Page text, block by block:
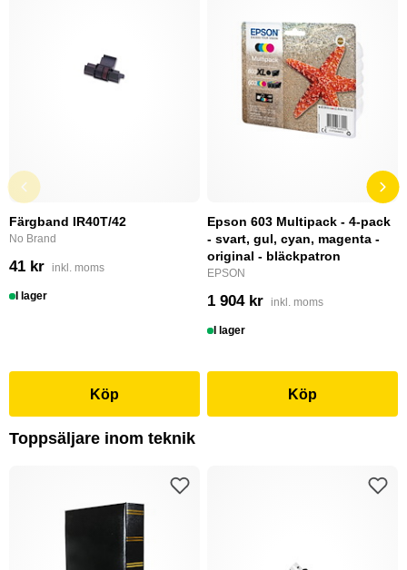
Färgband IR40T/42
No Brand
41 kr inkl. moms
I lager
Köp
Epson 603 Multipack - 4-pack
- svart, gul, cyan, magenta -
original - bläckpatron
EPSON
1 904 kr inkl. moms
I lager
Köp
Toppsäljare inom teknik